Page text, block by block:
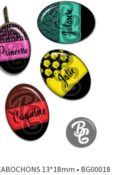
13*18mm • BG00018